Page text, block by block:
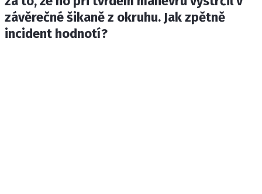
závěrečné šikaně z okruhu. Jak zpětně
incident hodnotí?